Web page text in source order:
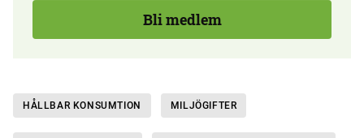
Bli medlem
HÅLLBAR KONSUMTION MILJÖGIFTER